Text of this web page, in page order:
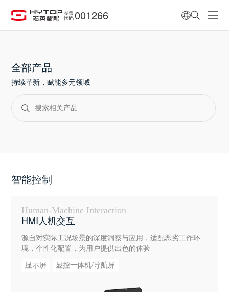
股票
代码 001266
全部产品
持续革新，赋能多元领域
智能控制
Human-Machine Interaction
HMI人机交互
源自对实际工况场景的深度洞察与应用，适配恶劣工作环
境，个性化配置，为用户提供出色的体验
显示屏 显控一体机/导航屏